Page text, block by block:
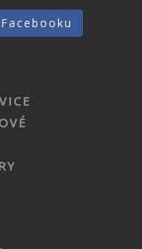
Facebooku